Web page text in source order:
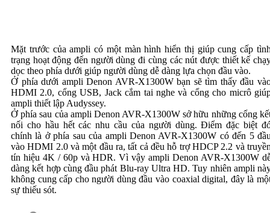
Mặt trước của ampli có một màn hình hiển thị giúp cung cấp
trạng hoạt động đến người dùng đi cùng các nút được thiết kế
dọc theo phía dưới giúp người dùng dễ dàng lựa chọn đầu vào.
Ở phía dưới ampli Denon AVR-X1300W bạn sẽ tìm thấy đầu
HDMI 2.0, cổng USB, Jack cắm tai nghe và cổng cho micrô
ampli thiết lập Audyssey.
Ở phía sau của ampli Denon AVR-X1300W sở hữu những cổng
nối cho hầu hết các nhu cầu của người dùng. Điểm đặc biệt
chính là ở phía sau của ampli Denon AVR-X1300W có đến 5
vào HDMI 2.0 và một đầu ra, tất cả đều hỗ trợ HDCP 2.2 và
tín hiệu 4K / 60p và HDR. Vì vậy ampli Denon AVR-X1300W
dàng kết hợp cùng đầu phát Blu-ray Ultra HD. Tuy nhiên ampli
không cung cấp cho người dùng đầu vào coaxial digital, đây là
sự thiếu sót.